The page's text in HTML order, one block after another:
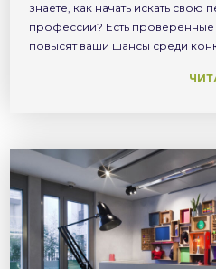
знаете, как начать искать свою
профессии? Есть
повысят ваши шансы среди
программистом без опыта, и